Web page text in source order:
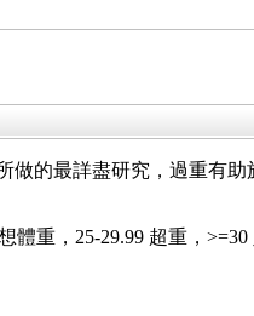
做的最詳盡研究，過重有
體重，25-29.99 超重，